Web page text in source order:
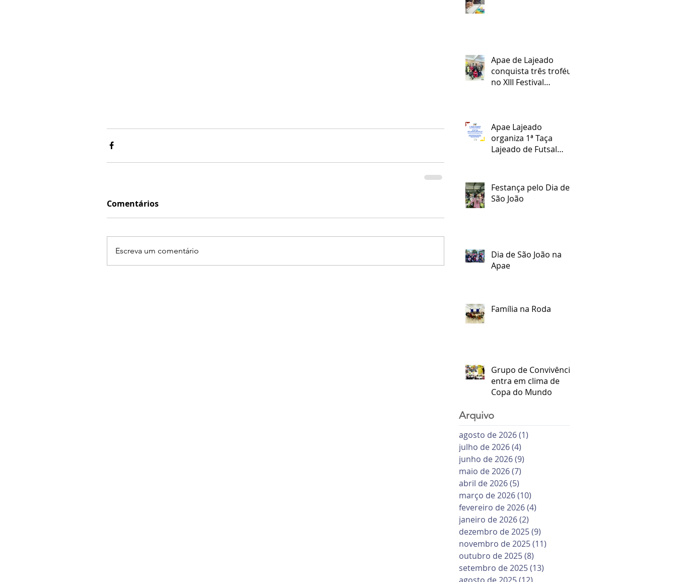
Comentários
Escreva um comentário
Apae de Lajeado
conquista três troféus
no XIII Festival
Apae Lajeado
organiza 1ª Taça
Lajeado de Futsal
Festança pelo Dia de
São João
Dia de São João na
Apae
Família na Roda
Grupo de Convivência
entra em clima de
Copa do Mundo
Arquivo
agosto de 2026(1)
julho de 2026(4)
junho de 2026(9)
maio de 2026(7)
abril de 2026(5)
março de 2026(10)
fevereiro de 2026(4)
janeiro de 2026(2)
dezembro de 2025(9)
novembro de 2025(11)
outubro de 2025(8)
setembro de 2025(13)